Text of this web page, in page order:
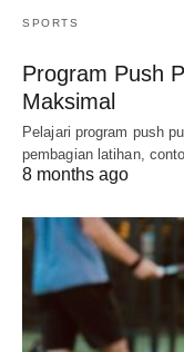
SPORTS
Program Push
Maksimal
Pelajari program push
pembagian latihan,
8 months ago